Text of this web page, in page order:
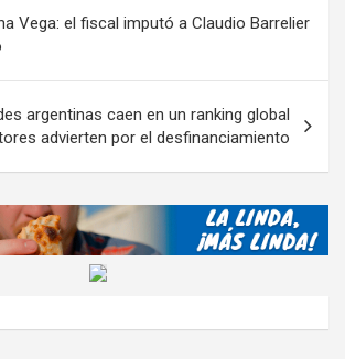
p
p
m
M
ail
er
ar
tir
Vega: el fiscal imputó a Claudio Barrelier
argentinas caen en un ranking global
advierten por el desfinanciamiento